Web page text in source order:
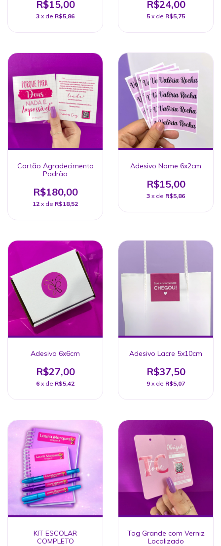
R$15,00
3 x de R$5,86
R$24,00
5 x de R$5,75
Cartão Agradecimento
Padrão
R$180,00
12 x de R$18,52
Adesivo Nome 6x2cm
R$15,00
3 x de R$5,86
Adesivo 6x6cm
R$27,00
6 x de R$5,42
Adesivo Lacre 5x10cm
R$37,50
9 x de R$5,07
KIT ESCOLAR
COMPLETO
Tag Grande com Verniz
Localizado